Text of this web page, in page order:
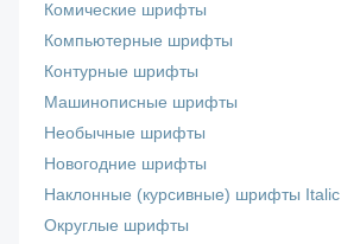
Комические шрифты
Компьютерные шрифты
Контурные шрифты
Машинописные шрифты
Необычные шрифты
Новогодние шрифты
Наклонные (курсивные) шрифты Italic
Округлые шрифты